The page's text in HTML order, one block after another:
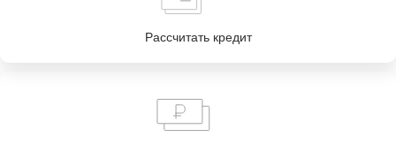
Рассчитать кредит